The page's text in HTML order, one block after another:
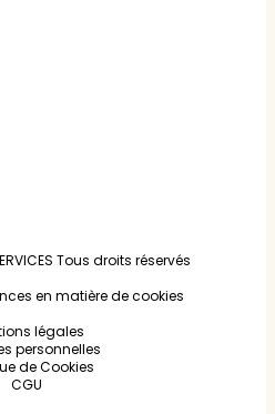
Tous droits réservés
en matière de cookies
légales
personnelles
de Cookies
CGU